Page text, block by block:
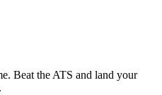
Beat the ATS and land your